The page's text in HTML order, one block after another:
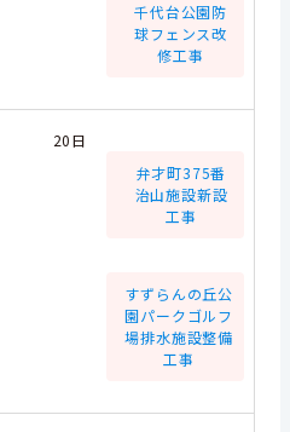
千代台公園防
球フェンス改
修工事
20日
弁才町375番
治山施設新設
工事
すずらんの丘公
園パークゴルフ
場排水施設整備
工事